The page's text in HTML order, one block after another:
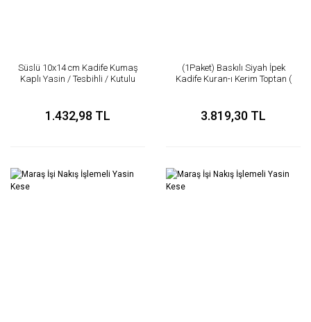
Süslü 10x14 cm Kadife Kumaş
Kaplı Yasin / Tesbihli / Kutulu
1.432,98 TL
(1Paket) Baskılı Siyah İpek
Kadife Kuran-ı Kerim Toptan (
3.819,30 TL